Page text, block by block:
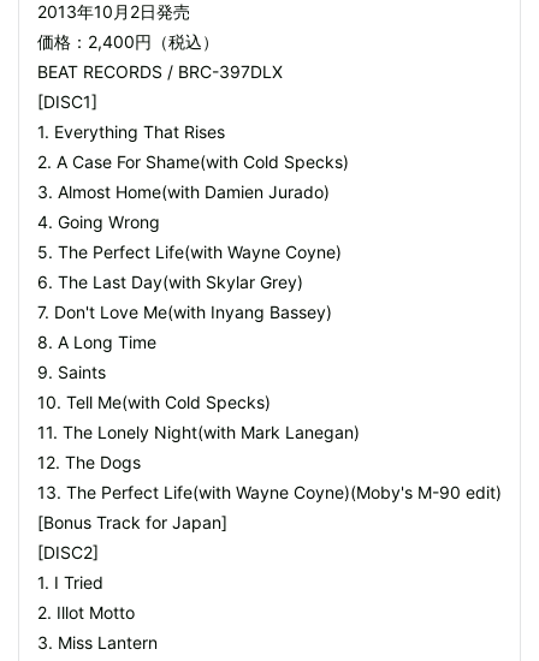
2013年10月2日発売
価格：2,400円（税込）
BEAT RECORDS / BRC-397DLX
[DISC1]
1. Everything That Rises
2. A Case For Shame(with Cold Specks)
3. Almost Home(with Damien Jurado)
4. Going Wrong
5. The Perfect Life(with Wayne Coyne)
6. The Last Day(with Skylar Grey)
7. Don't Love Me(with Inyang Bassey)
8. A Long Time
9. Saints
10. Tell Me(with Cold Specks)
11. The Lonely Night(with Mark Lanegan)
12. The Dogs
13. The Perfect Life(with Wayne Coyne)(Moby's M-90 edit)
[Bonus Track for Japan]
[DISC2]
1. I Tried
2. Illot Motto
3. Miss Lantern